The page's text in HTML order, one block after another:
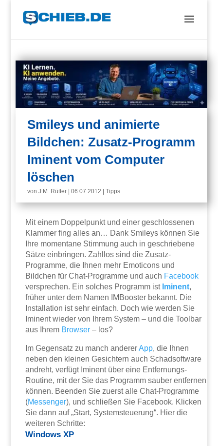
Smileys und animierte
Bildchen: Zusatz-Programm
Iminent vom Computer
löschen
vonJ.M. Rütter |06.07.2012 |Tipps
Mit einem Doppelpunkt und einer geschlossenen
Klammer fing alles an… Dank Smileys können Sie
Ihre momentane Stimmung auch in geschriebene
Sätze einbringen. Zahllos sind die Zusatz-
Programme, die Ihnen mehr Emoticons und
Bildchen für Chat-Programme und auch Facebook
versprechen. Ein solches Programm ist Iminent,
früher unter dem Namen IMBooster bekannt. Die
Installation ist sehr einfach. Doch wie werden Sie
Iminent wieder von Ihrem System – und die Toolbar
aus Ihrem Browser – los?
Im Gegensatz zu manch andererApp, die Ihnen
neben den kleinen Gesichtern auch Schadsoftware
andreht, verfügt Iminent über eine Entfernungs-
Routine, mit der Sie das Programm sauber entfernen
können. Beenden Sie zuerst alle Chat-Programme
(Messenger), und schließen Sie Facebook. Klicken
Sie dann auf „Start, Systemsteuerung“. Hier die
weiteren Schritte:
Windows XP